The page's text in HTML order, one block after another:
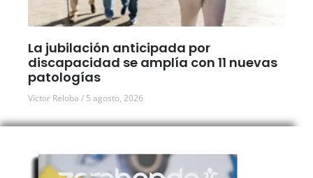
La jubilación anticipada por
discapacidad se amplía con 11 nuevas
patologías
Víctor Reloba 5 agosto, 2026